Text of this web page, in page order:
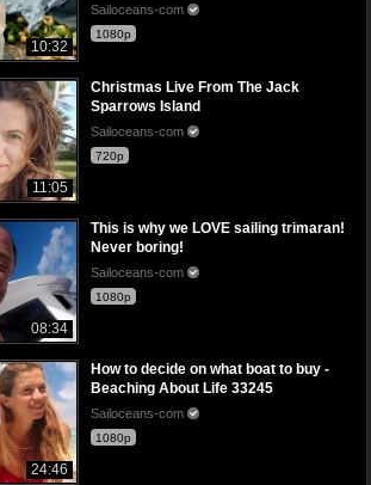
10:32
Sailoceans-com
1080p
11:05
Christmas Live From The Jack
Sparrows Island
Sailoceans-com
720p
08:34
This is why we LOVE sailing trimaran!
Never boring!
Sailoceans-com
1080p
24:46
How to decide on what boat to buy -
Beaching About Life 33245
Sailoceans-com
1080p